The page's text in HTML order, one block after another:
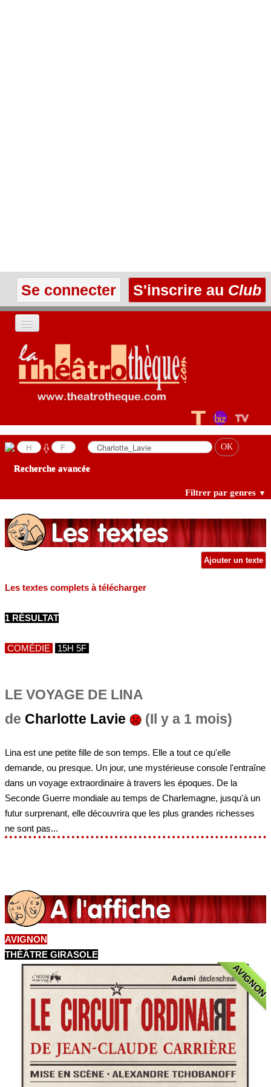
Se connecter S'inscrire au Club
ACCUEIL
LES TEXTES
LES ANNONCES
Recherche avancée
Filtrer par genres ▼
Ajouter un texte
Les textes complets à télécharger
1 RÉSULTAT
COMÉDIE 15H 5F
LE VOYAGE DE LINA
de Charlotte Lavie (Il y a 1 mois)
Lina est une petite fille de son temps. Elle a tout ce qu'elle
demande, ou presque. Un jour, une mystérieuse console l'entraîne
dans un voyage extraordinaire à travers les époques. De la
Seconde Guerre mondiale au temps de Charlemagne, jusqu'à un
futur surprenant, elle découvrira que les plus grandes richesses
ne sont pas...
AVIGNON
THÉÂTRE GIRASOLE
AVIGNON